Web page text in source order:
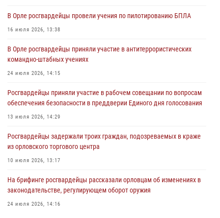
совершении противоправных действий
04 августа 2026, 14:21
В Орле приняли присягу 28 новых росгвардейцев
04 августа 2026, 14:06
предоставлении госуслуг
В Орле росгвардейцы провели учения по пилотированию БПЛА
16 июля 2026, 13:38
В Орле росгвардейцы приняли участие в антитеррористических
командно-штабных учениях
24 июля 2026, 14:15
Росгвардейцы приняли участие в рабочем совещании по вопросам
обеспечения безопасности в преддверии Единого дня голосования
13 июля 2026, 14:29
Росгвардейцы задержали троих граждан, подозреваемых в краже
из орловского торгового центра
10 июля 2026, 13:17
На брифинге росгвардейцы рассказали орловцам об изменениях в
законодательстве, регулирующем оборот оружия
24 июля 2026, 14:16